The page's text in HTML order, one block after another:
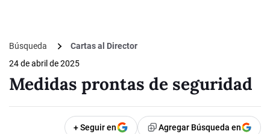
Búsqueda
Cartas al Director
24 de abril de 2025
Medidas prontas de seguridad
+ Seguir en Agregar Búsqueda en